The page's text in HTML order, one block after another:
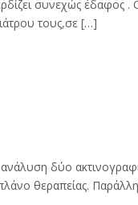
συνεχώς έδαφος .
τους,σε […]
δύο
θεραπείας.